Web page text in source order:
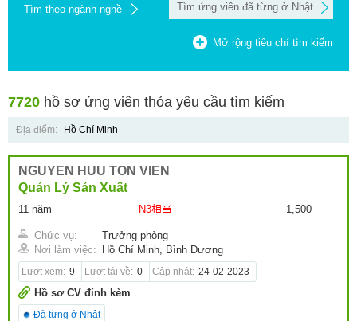
Tìm theo ngành nghề Tìm ứng viên đã từng ở Nhật
Mở rộng tiêu chí tìm kiếm
7720 hồ sơ ứng viên thỏa yêu cầu tìm kiếm
Địa điểm: Hồ Chí Minh
NGUYEN HUU TON VIEN
Quản Lý Sản Xuất
11 năm N3相当 1,500
Chức vụ:
Trưởng phòng
Nơi làm việc:
Hồ Chí Minh, Bình Dương
Lượt xem: 9 Lượt tải về: 0 Cập nhật: 24-02-2023
Hồ sơ CV đính kèm
Đã từng ở Nhật